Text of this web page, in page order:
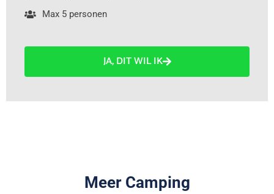
Max 5 personen
JA, DIT WIL IK
Meer Camping